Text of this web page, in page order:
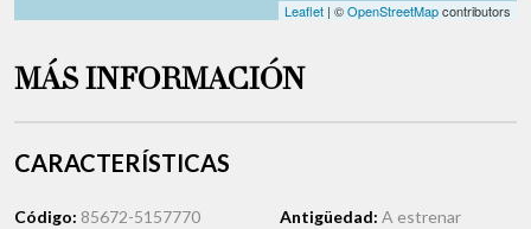
Leaflet | ©OpenStreetMapcontributors
MÁS INFORMACIÓN
CARACTERÍSTICAS
Código: 85672-5157770
Antigüedad: A estrenar